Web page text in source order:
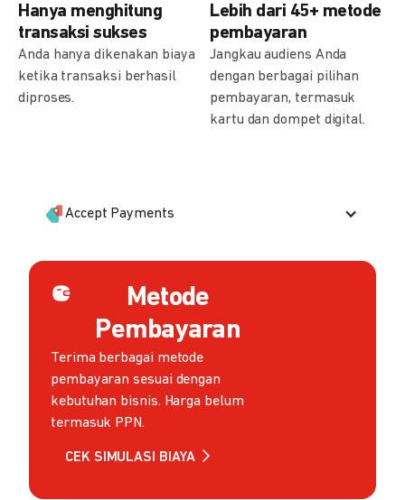
Hanya menghitung
transaksi sukses
Anda hanya dikenakan biaya
ketika transaksi berhasil
diproses.
Lebih dari 45+ metode
pembayaran
Jangkau audiens Anda
dengan berbagai pilihan
pembayaran, termasuk
kartu dan dompet digital.
Accept Payments
Metode
Pembayaran
Terima berbagai metode
pembayaran sesuai dengan
kebutuhan bisnis. Harga belum
termasuk PPN.
CEK SIMULASI BIAYA